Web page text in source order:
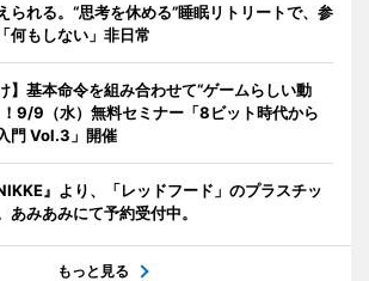
られる。“思考を休める”睡眠リトリートで、参
何もしない」非日常
】基本命令を組み合わせて“ゲームらしい動
！9/9（水）無料セミナー「8ビット時代から
門 Vol.3」開催
』より、「レッドフード」のプラスチッ
あみあみにて予約受付中。
もっと見る